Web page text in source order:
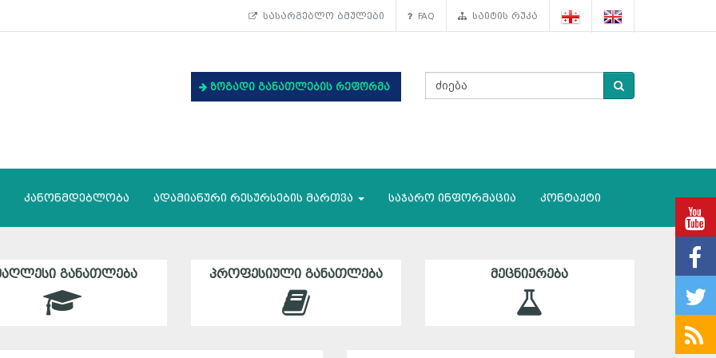
სასარგებლო ბმულები FAQ საიტის რუკა
ზოგადი განათლების რეფორმა
კანონმდებლობა ადამიანური რესურსების მართვა საჯარო ინფორმაცია კონტაქტი
ᲒᲐᲜᲐᲗᲚᲔᲑᲐ ᲞᲠᲝᲤᲔᲡᲘᲣᲚᲘ ᲒᲐᲜᲐᲗᲚᲔᲑᲐ ᲛᲔᲪᲜᲘᲔᲠᲔᲑᲐ